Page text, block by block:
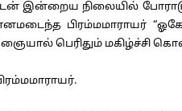
நிலையில்
பிரம்மமாராயர்
பெரிதும் மகிழ்ச்சி